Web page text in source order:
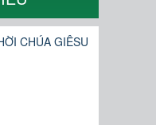
CHÚA GIÊSU